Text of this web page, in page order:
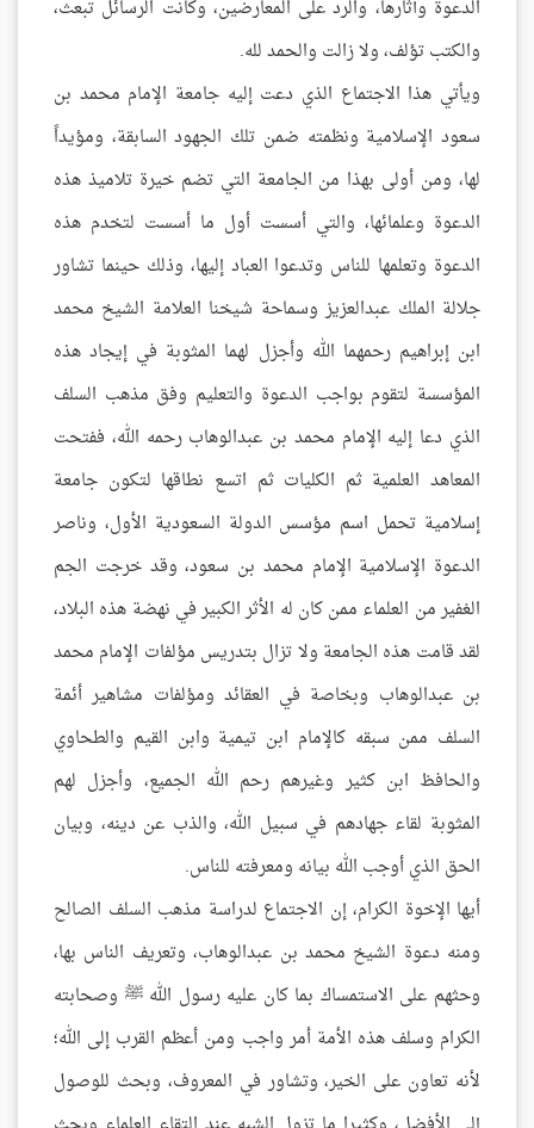
الدعوة وآثارها، والرد على المعارضين، وكانت الرسائل تبعث،
والكتب تؤلف، ولا زالت والحمد لله.
ويأتي هذا الاجتماع الذي دعت إليه جامعة الإمام محمد بن
سعود الإسلامية ونظمته ضمن تلك الجهود السابقة، ومؤيداً
لها، ومن أولى بهذا من الجامعة التي تضم خيرة تلاميذ هذه
الدعوة وعلمائها، والتي أسست أول ما أسست لتخدم هذه
الدعوة وتعلمها للناس وتدعوا العباد إليها، وذلك حينما تشاور
جلالة الملك عبدالعزيز وسماحة شيخنا العلامة الشيخ محمد
ابن إبراهيم رحمهما الله وأجزل لهما المثوبة في إيجاد هذه
المؤسسة لتقوم بواجب الدعوة والتعليم وفق مذهب السلف
الذي دعا إليه الإمام محمد بن عبدالوهاب رحمه الله، ففتحت
المعاهد العلمية ثم الكليات ثم اتسع نطاقها لتكون جامعة
إسلامية تحمل اسم مؤسس الدولة السعودية الأول، وناصر
الدعوة الإسلامية الإمام محمد بن سعود، وقد خرجت الجم
الغفير من العلماء ممن كان له الأثر الكبير في نهضة هذه البلاد،
لقد قامت هذه الجامعة ولا تزال بتدريس مؤلفات الإمام محمد
بن عبدالوهاب وبخاصة في العقائد ومؤلفات مشاهير أئمة
السلف ممن سبقه كالإمام ابن تيمية وابن القيم والطحاوي
والحافظ ابن كثير وغيرهم رحم الله الجميع، وأجزل لهم
المثوبة لقاء جهادهم في سبيل الله، والذب عن دينه، وبيان
الحق الذي أوجب الله بيانه ومعرفته للناس.
أيها الإخوة الكرام، إن الاجتماع لدراسة مذهب السلف الصالح
ومنه دعوة الشيخ محمد بن عبدالوهاب، وتعريف الناس بها،
وحثهم على الاستمساك بما كان عليه رسول الله ﷺ وصحابته
الكرام وسلف هذه الأمة أمر واجب ومن أعظم القرب إلى الله؛
لأنه تعاون على الخير، وتشاور في المعروف، وبحث للوصول